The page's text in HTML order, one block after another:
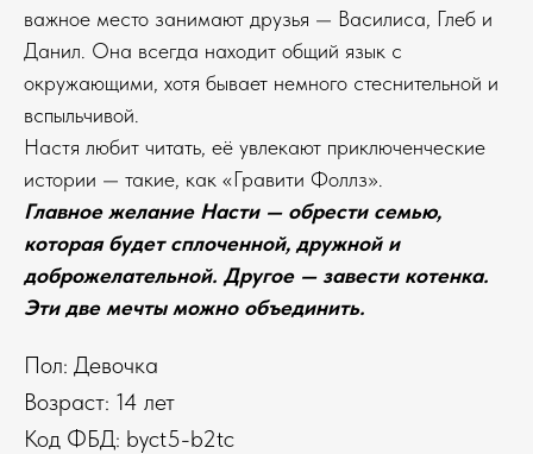
важное место занимают друзья — Василиса, Глеб и
Данил. Она всегда находит общий язык с
окружающими, хотя бывает немного стеснительной и
вспыльчивой.
Настя любит читать, её увлекают приключенческие
истории — такие, как «Гравити Фоллз».
Главное желание Насти — обрести семью,
которая будет сплоченной, дружной и
доброжелательной. Другое — завести котенка.
Эти две мечты можно объединить.
Пол: Девочка
Возраст: 14 лет
Код ФБД: byct5-b2tc